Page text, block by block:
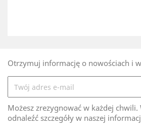
Otrzymuj informację o nowościach i
Możesz zrezygnować w każdej
odnaleźć szczegóły w naszej